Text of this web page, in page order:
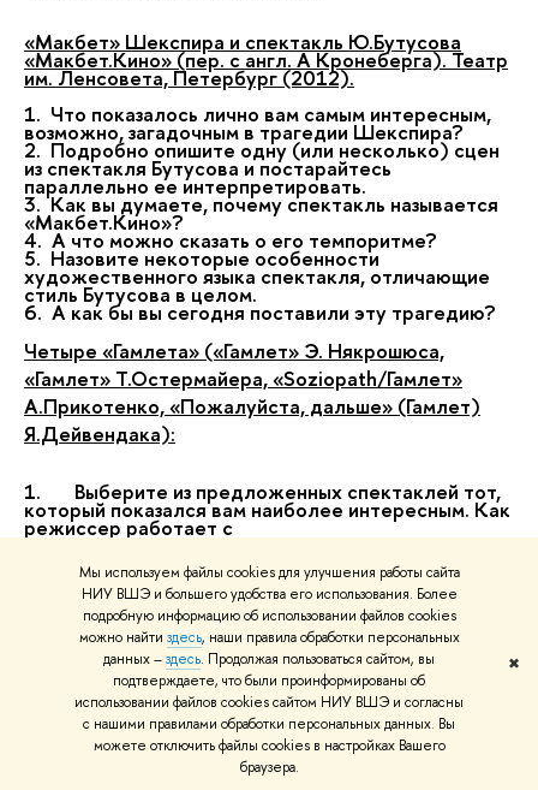
Мы используем файлы cookies для улучшения работы сайта
НИУ ВШЭ и большего удобства его использования. Более
подробную информацию об использовании файлов cookies
можно найти здесь, наши правила обработки персональных
данных –здесь. Продолжая пользоваться сайтом, вы
подтверждаете, что были проинформированы об
использовании файлов cookies сайтом НИУ ВШЭ и согласны
с нашими правилами обработки персональных данных. Вы
можете отключить файлы cookies в настройках Вашего
браузера.
✖
«Макбет» Шекспира и спектакль Ю.Бутусова
«Макбет.Кино» (пер. с англ. А Кронеберга). Театр
им. Ленсовета, Петербург (2012).
1. Что показалось лично вам самым интересным,
возможно, загадочным в трагедии Шекспира?
2. Подробно опишите одну (или несколько) сцен
из спектакля Бутусова и постарайтесь
параллельно ее интерпретировать.
3. Как вы думаете, почему спектакль называется
«Макбет.Кино»?
4. А что можно сказать о его темпоритме?
5. Назовите некоторые особенности
художественного языка спектакля, отличающие
стиль Бутусова в целом.
6. А как бы вы сегодня поставили эту трагедию?
Четыре «Гамлета» («Гамлет» Э. Някрошюса,
«Гамлет» Т.Остермайера, «Soziopath/Гамлет»
А.Прикотенко, «Пожалуйста, дальше» (Гамлет)
Я.Дейвендака):
1. Выберите из предложенных спектаклей тот,
который показался вам наиболее интересным. Как
режиссер работает с
классическим сюжетом? Авторская трактовка
характеров, сюжетных линий; особенности
сценографии, яркие метафоры, музыкальное
сопровождение, пластика артистов и т.д.
2. Сравните значимые сцены в этом спектакле
с теми же сценами в других спектаклях (или в
другом спектакле).
3. Как вы трактуете финал каждого
спектакля?
4. А как бы вы сегодня поставили «Гамлета»?
Дон Жуан" (мюзикл). Музыка и либретто -